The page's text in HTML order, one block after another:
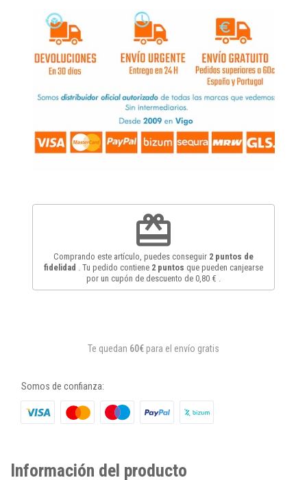
redeem
Comprando este artículo, puedes conseguir 2 puntos de
fidelidad
. Tu pedido contiene 2 puntos que pueden canjearse
por un cupón de descuento de 0,80 €
Te quedan 60€ para el envío gratis
Somos de confianza:
Información del producto